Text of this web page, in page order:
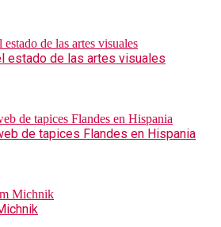
estado de las artes visuales
de tapices Flandes en Hispania